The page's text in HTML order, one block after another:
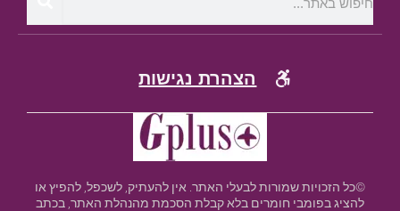
הצהרת נגישות
©כל הזכויות שמורות לבעלי האתר. אין להעתיק, לשכפל, להפיץ או
להציג בפומבי חומרים בלא קבלת הסכמת מהנהלת האתר, בכתב